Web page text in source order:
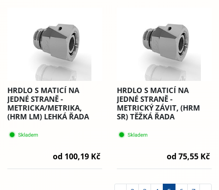
HRDLO S MATICÍ NA
JEDNÉ STRANĚ -
METRICKA/METRIKA,
(HRM LM) LEHKÁ ŘADA
od 100,19 Kč
HRDLO S MATICÍ NA
JEDNÉ STRANĚ -
METRICKÝ ZÁVIT, (HRM
SR) TĚŽKÁ ŘADA
od 75,55 Kč